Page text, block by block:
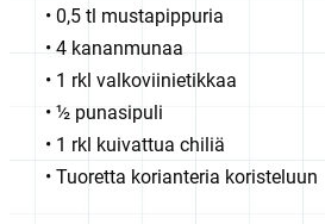
0,5 tl mustapippuria
4 kananmunaa
1 rkl valkoviinietikkaa
½ punasipuli
1 rkl kuivattua chiliä
Tuoretta korianteria koristeluun